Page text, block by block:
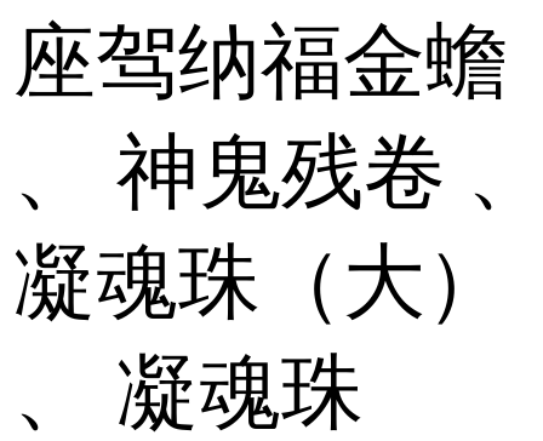
座驾纳福金蟾
、 神鬼残卷
凝魂珠（大）
、 凝魂珠